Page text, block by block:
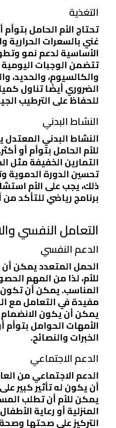
التغذية
تحتاج الأم الحامل
غني بالسعرات الحرارية
الأساسية لدعم نمو
تتضمن الوجبات اليومية
والكالسيوم، والحديد،
الضروري أيضًا تناول
للحفاظ على الترطيب
النشاط البدني
النشاط البدني
للأم الحامل بتوأم أو
التمارين الخفيفة مثل
تحسين الدورة الدموية
ذلك، يجب على الأم
برنامج رياضي للتأكد من
التعامل النفسي
الدعم النفسي
الحمل المتعدد يمكن
للأم، لذا من المهم
المناسب. يمكن أن
مفيدة في التعامل مع
يمكن أن يكون
الأمهات الحوامل بتوأم
الخبرات والنصائح.
الدعم الاجتماعي
الدعم الاجتماعي من
أن يكون له تأثير كبير
يمكن للأم أن تطلب
المنزلية أو رعاية
التركيز على صحتها